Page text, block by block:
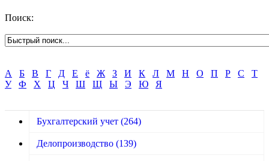
Поиск:
А Б В Г Д Е ё Ж З И К Л М Н О П Р С
Т
У
Ф Х Ц Ч Ш Щ Ы Э Ю Я
Бухгалтерский учет (264)
Делопроизводство (139)